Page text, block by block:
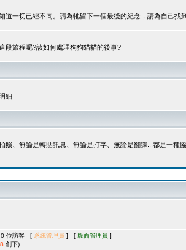
道一切已經不同。請為牠留下一個最後的紀念，請為自己找
段旅程呢?該如何處理狗狗貓貓的後事?
細
、無論是轉貼訊息、無論是打字、無論是翻譯...都是一種協
0 位訪客 [ 系統管理員 ] [ 版面管理員 ]
創下)